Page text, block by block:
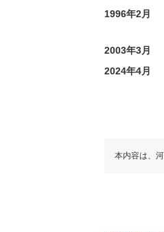
1996年2月
2003年3月
2024年4月
本内容は、